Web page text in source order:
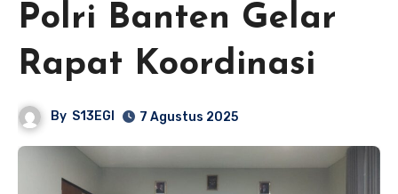
Polri Banten Gelar
Rapat Koordinasi
By S13EGI 7 Agustus 2025